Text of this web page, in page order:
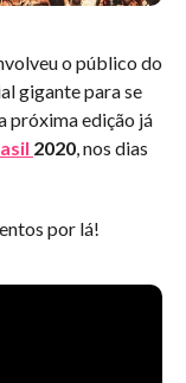
o público do
gigante para se
próxima edição já
2020 , nos dias
por lá!